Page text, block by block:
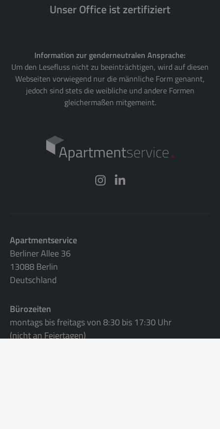
Unser Office ist zertifiziert
Information zur genderneutralen Ansprache:
Um den Lesefluss nicht zu beeinträchtigen, wird auf diesen
Webseiten vorwiegend nur die männliche Form genannt,
jedoch sind stets die weibliche und andere Formen
gleichermaßen mitgemeint.
Apartmentservice
Berliner Allee 36
13088 Berlin
Deutschland
Bürozeiten
montags bis freitags von 8:30 bis 17:30 Uhr
(nicht an Feiertagen)